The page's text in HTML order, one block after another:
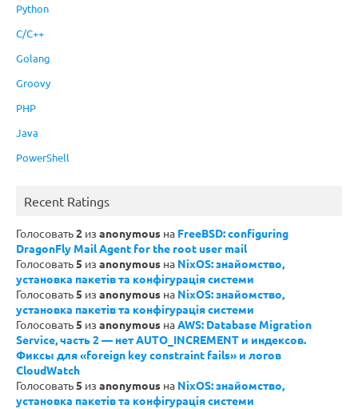
Python
C/C++
Golang
Groovy
PHP
Java
PowerShell
Recent Ratings
Голосовать2 из anonymous на FreeBSD: configuring
DragonFly Mail Agent for the root user mail
Голосовать5 из anonymous на NixOS: знайомство,
установка пакетів та конфігурація системи
Голосовать5 из anonymous на NixOS: знайомство,
установка пакетів та конфігурація системи
Голосовать5 из anonymous наAWS: Database Migration
Service, часть 2 — нет AUTO_INCREMENT и индексов.
Фиксы для «foreign key constraint fails» и логов
CloudWatch
Голосовать5 из anonymous на NixOS: знайомство,
установка пакетів та конфігурація системи